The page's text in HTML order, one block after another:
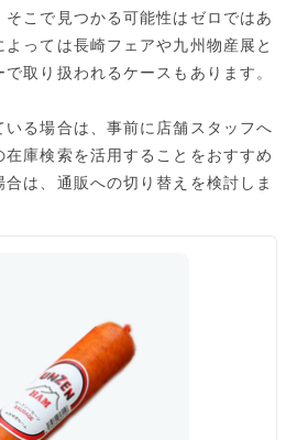
そこで見つかる可能性はゼロではあ
よっては長崎フェアや九州物産展と
取り扱われるケースもあります。
いる場合は、事前に店舗スタッフへ
庫検索を活用することをおすすめ
合は、通販への切り替えを検討しま